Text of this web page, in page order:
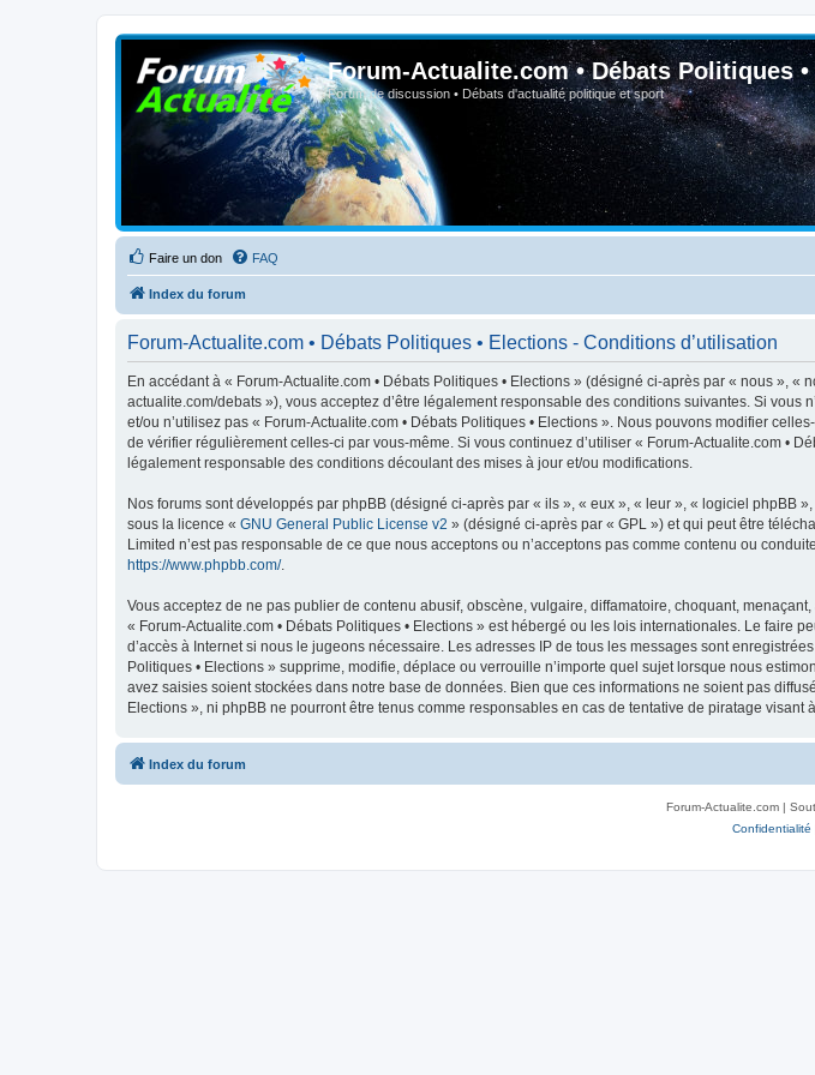
Forum-Actualite.com • Débats Politiques
Forum de discussion • Débats d'actualité politique et sport
Faire un don FAQ
Index du forum
Forum-Actualite.com • Débats Politiques • Elections - Conditions d’utilisation
En accédant à « Forum-Actualite.com • Débats Politiques • Elections » (désigné ci-après par « nous »,
actualite.com/debats »), vous acceptez d’être légalement responsable des conditions suivantes. Si
et/ou n’utilisez pas « Forum-Actualite.com • Débats Politiques • Elections ». Nous pouvons modifier
de vérifier régulièrement celles-ci par vous-même. Si vous continuez d’utiliser « Forum-Actualite.com •
légalement responsable des conditions découlant des mises à jour et/ou modifications.
Nos forums sont développés par phpBB (désigné ci-après par « ils », « eux », « leur », « logiciel phpBB
sous la licence « GNU General Public License v2 » (désigné ci-après par « GPL ») et qui peut être
Limited n’est pas responsable de ce que nous acceptons ou n’acceptons pas comme contenu ou
https://www.phpbb.com/.
Vous acceptez de ne pas publier de contenu abusif, obscène, vulgaire, diffamatoire, choquant,
« Forum-Actualite.com • Débats Politiques • Elections » est hébergé ou les lois internationales. Le faire
d’accès à Internet si nous le jugeons nécessaire. Les adresses IP de tous les messages sont
Politiques • Elections » supprime, modifie, déplace ou verrouille n’importe quel sujet lorsque nous
avez saisies soient stockées dans notre base de données. Bien que ces informations ne soient pas
Elections », ni phpBB ne pourront être tenus comme responsables en cas de tentative de piratage visant
Index du forum
Forum-Actualite.com |
Confidentialité